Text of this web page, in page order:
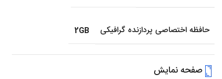
حافظه اختصاصی پردازنده گرافیکی 2GB
صفحه نمایش